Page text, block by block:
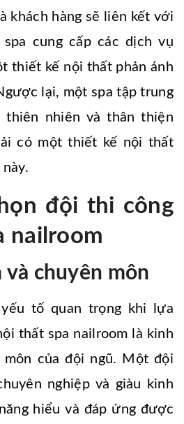
khách hàng sẽ liên kết với
cung cấp các dịch vụ
thiết kế nội thất phản ánh
lại, một spa tập trung
thiên nhiên và thân thiện
có một thiết kế nội thất
đội thi công
nailroom
và chuyên môn
tố quan trọng khi lựa
thất spa nailroom là kinh
môn của đội ngũ. Một đội
nghiệp và giàu kinh
hiểu và đáp ứng được